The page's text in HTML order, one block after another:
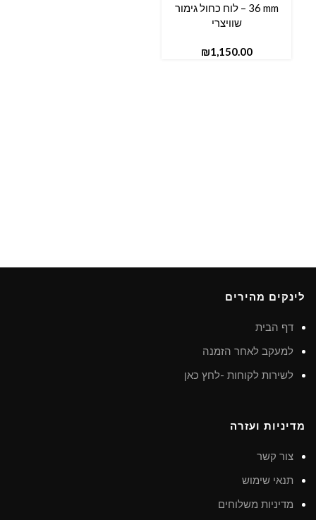
36 mm – לוח כחול גימור
שוויצרי
₪
לינקים מהירים
דף הבית
למעקב לאחר הזמנה
לשירות לקוחות -לחץ כאן
מדיניות ועזרה
צור קשר
תנאי שימוש
מדיניות משלוחים